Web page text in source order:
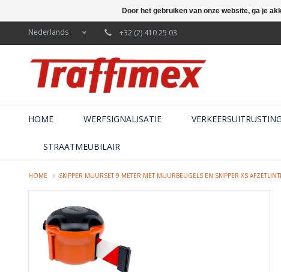
Nederlands +32 (2) 410 25 03
HOME WERFSIGNALISATIE
STRAATMEUBILAIR
HOME SKIPPER MUURSET 9 METER MET MUURBEUGELS EN SKIPPER XS
Door het gebruiken van onze website, ga je